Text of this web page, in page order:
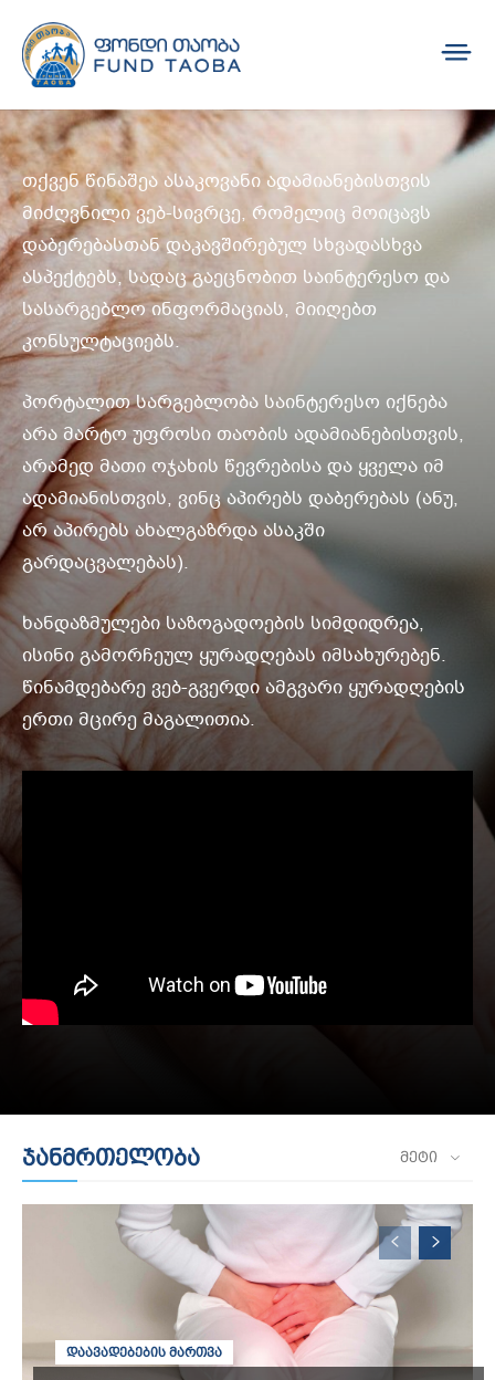
თქვენ წინაშეა ასაკოვანი ადამიანებისთვის
მიძღვნილი ვებ-სივრცე, რომელიც მოიცავს
დაბერებასთან დაკავშირებულ სხვადასხვა
ასპექტებს, სადაც გაეცნობით საინტერესო და
სასარგებლო ინფორმაციას, მიიღებთ
კონსულტაციებს.
პორტალით სარგებლობა საინტერესო იქნება
არა მარტო უფროსი თაობის ადამიანებისთვის,
არამედ მათი ოჯახის წევრებისა და ყველა იმ
ადამიანისთვის, ვინც აპირებს დაბერებას (ანუ,
არ აპირებს ახალგაზრდა ასაკში
გარდაცვალებას).
ხანდაზმულები საზოგადოების სიმდიდრეა,
ისინი გამორჩეულ ყურადღებას იმსახურებენ.
წინამდებარე ვებ-გვერდი ამგვარი ყურადღების
ერთი მცირე მაგალითია.
ჯანმრთელობა ᲛᲔᲢᲘ
ᲓᲐᲐᲕᲐᲓᲔᲑᲔᲑᲘᲡ ᲛᲐᲠᲗᲕᲐ